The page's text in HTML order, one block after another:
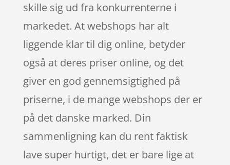
skille sig ud fra konkurrenterne i
markedet. At webshops har alt
liggende klar til dig online, betyder
også at deres priser online, og det
giver en god gennemsigtighed på
priserne, i de mange webshops der er
på det danske marked. Din
sammenligning kan du rent faktisk
lave super hurtigt, det er bare lige at